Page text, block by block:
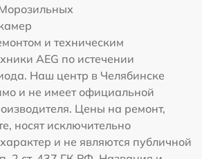
и техническим
AEG по истечении
Наш центр в Челябинске
и не имеет официальной
Цены на ремонт,
носят исключительно
и не являются публичной